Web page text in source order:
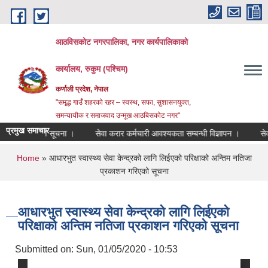
Skip to main content
आठविसकोट नगरपालिका, नगर कार्यपालिकाको
कार्यालय, रुकुम (पश्चिम)
कर्णाली प्रदेश, नेपाल
"समृद्ध गाउँ शहरको रहर – स्वस्थ, सफा, सुशासनयुक्त,
समन्यायीक र समाजवाद उन्मूख आठबिसकोट नगर"
प्रमुख समाचार
सम्बन्धी सूचना । सेवा करार कर्मचारी आवश्यकता सम्बन्धी विज्ञापन । सेवा
You are here
Home» आधारभुत स्वास्थ्य सेवा केन्द्रको लागि लिईएको परिक्षाको अन्तिम नतिजा
प्रकाशन गरिएको सूचना
आधारभुत स्वास्थ्य सेवा केन्द्रको लागि लिईएको
परिक्षाको अन्तिम नतिजा प्रकाशन गरिएको सूचना
Submitted on: Sun, 01/05/2020 - 10:53